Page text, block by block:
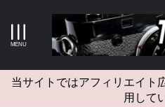
キーワードで検索する
当サイトではアフィリエイト
用して